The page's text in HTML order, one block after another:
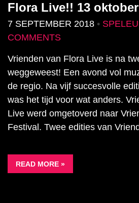
Flora Live!! 13
7 SEPTEMBER 2018 •
COMMENTS
Vrienden van Flora Live is na
weggeweest! Een avond vol
de regio. Na vijf succesvolle
was het tijd voor wat anders.
Live werd omgetoverd naar
Festival. Twee edities van
READ MORE »